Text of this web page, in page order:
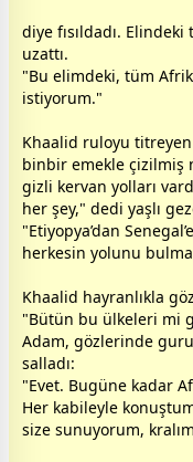
diye fısıldadı.
uzattı.
"Bu elimdeki, tüm
istiyorum."
Khaalid ruloyu
binbir emekle çizilmiş
gizli kervan yolları
her şey," dedi yaşlı
"Etiyopya’dan
herkesin yolunu
Khaalid hayranlıkla
"Bütün bu ülkeleri mi
Adam, gözlerinde
salladı:
"Evet. Bugüne kadar
Her kabileyle
size sunuyorum,